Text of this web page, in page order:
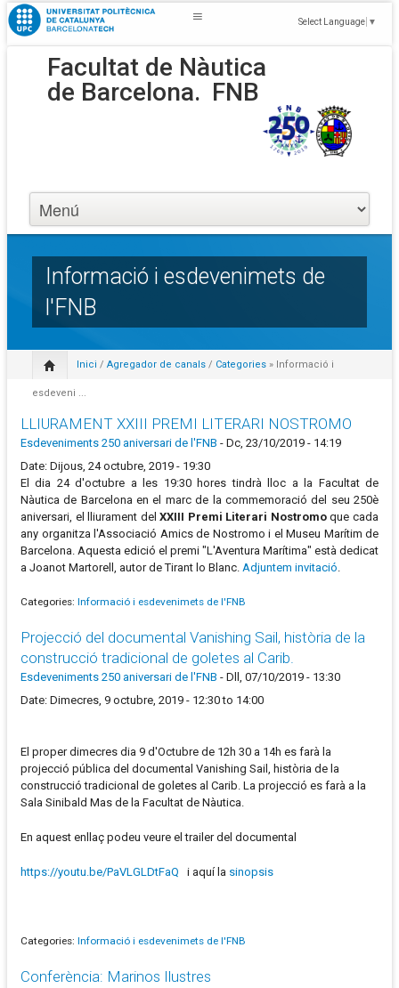
Select Language ▼
Facultat de Nàutica
de Barcelona. FNB
Informació i esdevenimets de
l'FNB
Inici / Agregador de canals / Categories » Informació i
esdeveni ...
LLIURAMENT XXIII PREMI LITERARI NOSTROMO
Esdeveniments 250 aniversari de l'FNB - Dc, 23/10/2019 - 14:19
Date: Dijous, 24 octubre, 2019 - 19:30
El dia 24 d'octubre a les 19:30 hores tindrà lloc a la Facultat de
Nàutica de Barcelona en el marc de la commemoració del seu 250è
aniversari, el lliurament delXXIII Premi Literari Nostromoque cada
any organitza l'Associació Amics de Nostromo i el Museu Marítim de
Barcelona. Aquesta edició el premi "L'Aventura Marítima" està dedicat
a Joanot Martorell, autor de Tirant lo Blanc. Adjuntem invitació
Categories: Informació i esdevenimets de l'FNB
Projecció del documental Vanishing Sail, història de la
construcció tradicional de goletes al Carib.
Esdeveniments 250 aniversari de l'FNB - Dll, 07/10/2019 - 13:30
Date: Dimecres, 9 octubre, 2019 - 12:30 to 14:00
El proper dimecres dia 9 d'Octubre de 12h 30 a 14h es farà la
projecció pública del documental Vanishing Sail, història de la
construcció tradicional de goletes al Carib. La projecció es farà a la
Sala Sinibald Mas de la Facultat de Nàutica.
En aquest enllaç podeu veure el trailer del documental
https://youtu.be/PaVLGLDtFaQ i aquí la sinopsis
Categories: Informació i esdevenimets de l'FNB
Conferència: Marinos Ilustres